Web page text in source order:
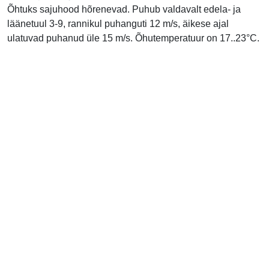
Õhtuks sajuhood hõrenevad. Puhub valdavalt edela- ja
läänetuul 3-9, rannikul puhanguti 12 m/s, äikese ajal
ulatuvad puhanud üle 15 m/s. Õhutemperatuur on 17..23°C.